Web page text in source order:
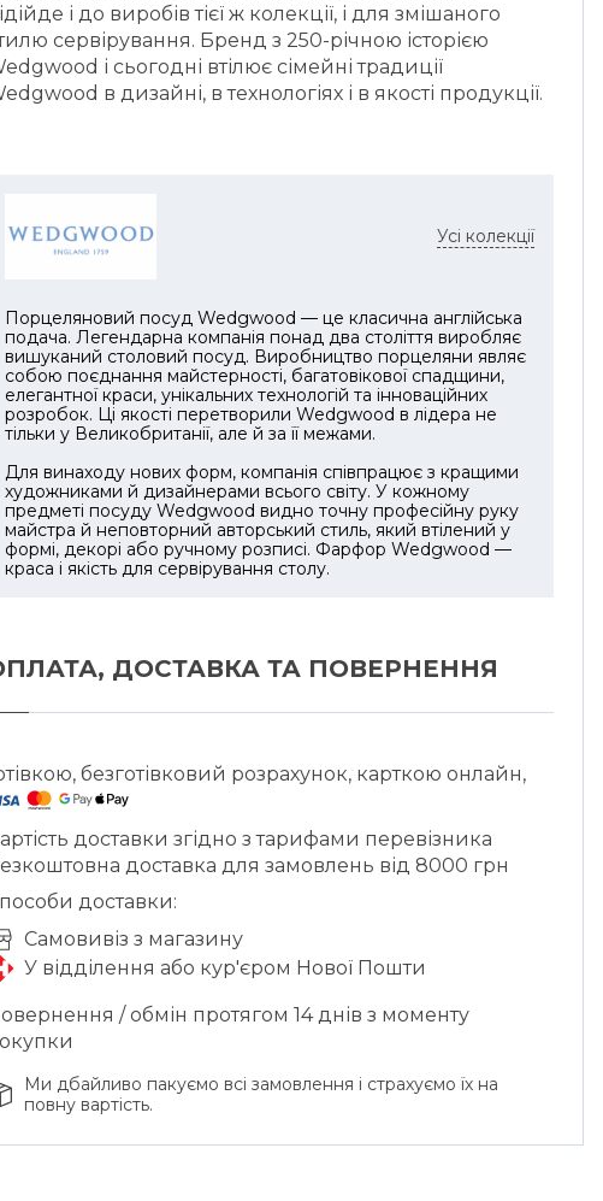
і до виробів тієї ж колекції, і для змішаного
сервірування. Бренд з 250-річною історією
і сьогодні втілює сімейні традиції
в дизайні, в технологіях і в якості продукції.
Усі колекції
Порцеляновий посуд Wedgwood — це класична англійська
подача. Легендарна компанія понад два століття виробляє
вишуканий столовий посуд. Виробництво порцеляни являє
собою поєднання майстерності, багатовікової спадщини,
елегантної краси, унікальних технологій та інноваційних
розробок. Ці якості перетворили Wedgwood в лідера не
тільки у Великобританії, але й за її межами.
Для винаходу нових форм, компанія співпрацює з кращими
художниками й дизайнерами всього світу. У кожному
предметі посуду Wedgwood видно точну професійну руку
майстра й неповторний авторський стиль, який втілений у
формі, декорі або ручному розписі. Фарфор Wedgwood —
краса і якість для сервірування столу.
ДОСТАВКА ТА ПОВЕРНЕННЯ
безготівковий розрахунок, карткою онлайн,
доставки згідно з тарифами перевізника
доставка для замовлень від 8000 грн
доставки:
Cамовивіз з магазину
У відділення або кур'єром Нової Пошти
/ обмін протягом 14 днів з моменту
Ми дбайливо пакуємо всі замовлення і страхуємо їх на
повну вартість.